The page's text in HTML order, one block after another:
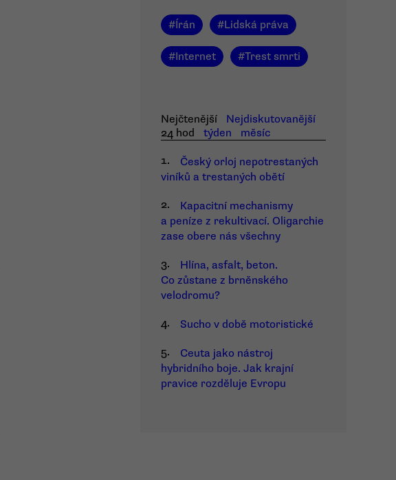
#Írán #Lidská práva
#Internet #Trest smrti
Nejčtenější
Nejdiskutovanější
24 hod
týden
měsíc
1.
Český orloj nepotrestaných
viníků a trestaných obětí
2.
Kapacitní mechanismy
a peníze z rekultivací. Oligarchie
zase obere nás všechny
3.
Hlína, asfalt, beton.
Co zůstane z brněnského
velodromu?
4.
Sucho v době motoristické
5.
Ceuta jako nástroj
hybridního boje. Jak krajní
pravice rozděluje Evropu